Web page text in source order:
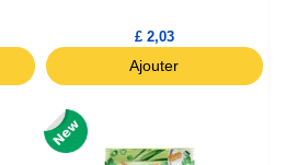
£ 2,03
Ajouter